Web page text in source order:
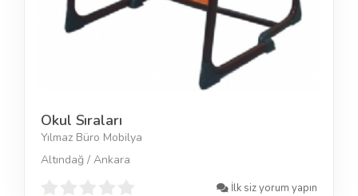
Okul Sıraları
Yılmaz Büro Mobilya
Altındağ / Ankara
İlk siz yorum yapın